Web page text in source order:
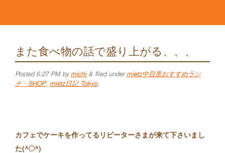
また食べ物の話で盛り上がる、、、
Posted 6:27 PMbymichi & filed undermietz中目黒おすすめラン
チ・SHOP, mietz日記 Tokyo.
カフェでケーキを作ってるリピーターさまが来て下さいま し
た(^○^)